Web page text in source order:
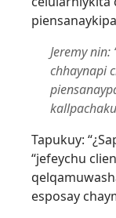
Jeremy
chhaynapi
Tapukuy:
“jefeychu
esposay